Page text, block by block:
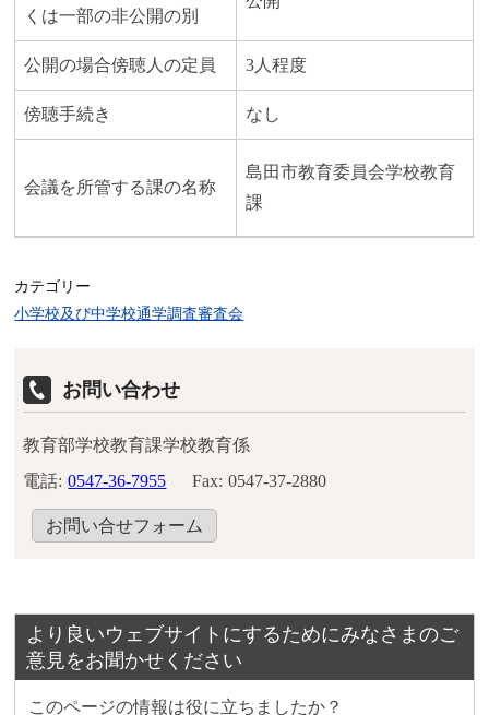
くは一部の非公開の別
公開の場合傍聴人の定員 3人程度
傍聴手続き なし
会議を所管する課の名称
島田市教育委員会学校教育
課
カテゴリー
小学校及び中学校通学調査審査会
お問い合わせ
教育部学校教育課学校教育係
電話: 0547-36-7955 Fax: 0547-37-2880
お問い合せフォーム
より良いウェブサイトにするためにみなさまのご
意見をお聞かせください
このページの情報は役に立ちましたか？